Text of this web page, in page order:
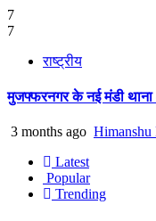
7
7
राष्ट्रीय
मुजफ्फरनगर के नई मंडी
3 months ago Himanshu
Latest
Popular
Trending